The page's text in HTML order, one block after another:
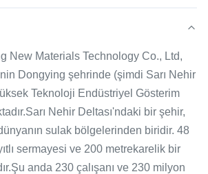
New Materials Technology Co., Ltd,
Dongying şehrinde (şimdi Sarı Nehir
Teknoloji Endüstriyel Gösterim
Nehir Deltası'ndaki bir şehir,
sulak bölgelerinden biridir. 48
sermayesi ve 200 metrekarelik bir
anda 230 çalışanı ve 230 milyon